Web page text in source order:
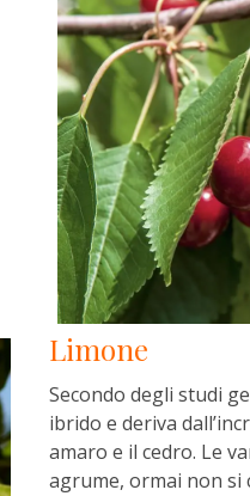
Limone
Secondo degli studi
ibrido e deriva
amaro e il cedro. Le
agrume, ormai non si